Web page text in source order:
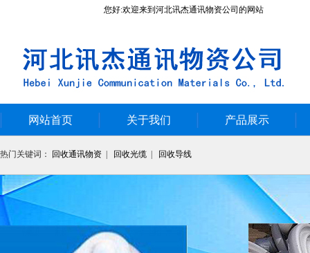
您好:欢迎来到河北讯杰通讯物资公司的网站
网站首页 关于我们 产品展示
热门关键词： 回收通讯物资 回收光缆 回收导线